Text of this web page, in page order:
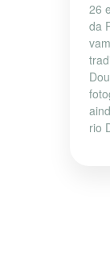
26
da
rio